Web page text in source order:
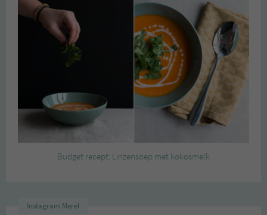
Budget recept: Linzensoep met kokosmelk
Instagram Merel